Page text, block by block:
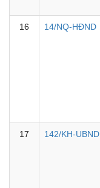
16 14/NQ-HĐND
17 142/KH-UBND